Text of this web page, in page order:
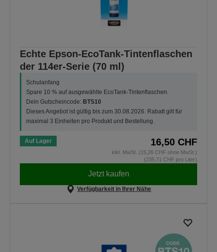
Echte Epson-EcoTank-Tintenflaschen
der 114er-Serie (70 ml)
Schulanfang
Spare 10 % auf ausgewählte EcoTank-Tintenflaschen.
Dein Gutscheincode: BTS10
Dieses Angebot ist gültig bis zum 30.08.2026. Rabatt gilt für
maximal 3 Einheiten pro Produkt und Bestellung.
Auf Lager 16,50 CHF
inkl. MwSt. (15,26 CHF ohne MwSt.)
(235,71 CHF pro Liter)
Jetzt kaufen
Verfügbarkeit in Ihrer Nähe